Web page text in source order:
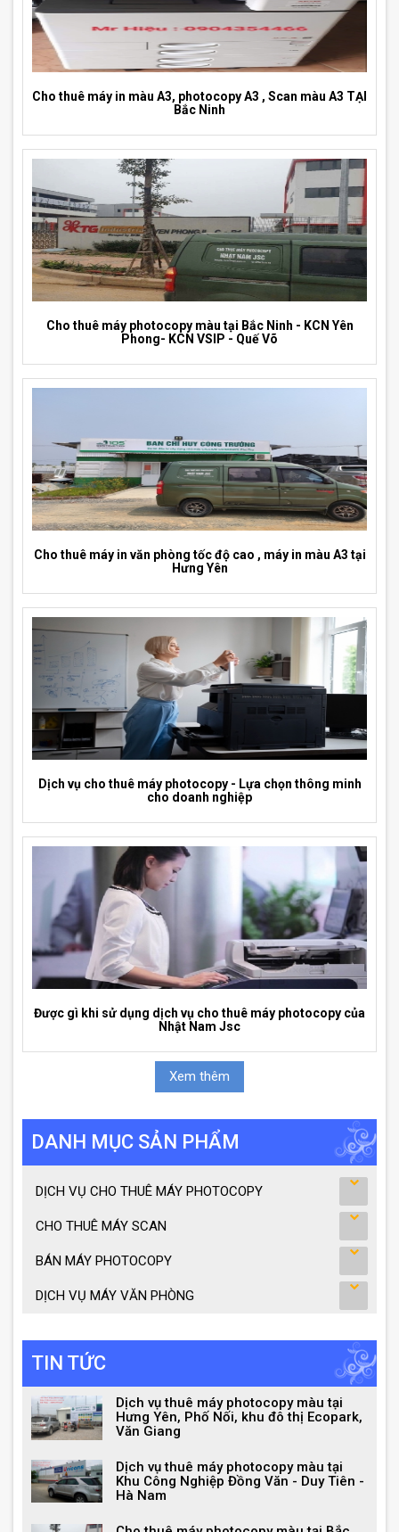
Cho thuê máy in màu A3, photocopy A3 , Scan màu A3 TẠI
Bắc Ninh
Cho thuê máy photocopy màu tại Bắc Ninh - KCN Yên
Phong- KCN VSIP - Quế Võ
Cho thuê máy in văn phòng tốc độ cao , máy in màu A3 tại
Hưng Yên
Dịch vụ cho thuê máy photocopy - Lựa chọn thông minh
cho doanh nghiệp
Được gì khi sử dụng dịch vụ cho thuê máy photocopy của
Nhật Nam Jsc
Xem thêm
DANH MỤC SẢN PHẨM
DỊCH VỤ CHO THUÊ MÁY PHOTOCOPY
CHO THUÊ MÁY SCAN
BÁN MÁY PHOTOCOPY
DỊCH VỤ MÁY VĂN PHÒNG
TIN TỨC
Dịch vụ thuê máy photocopy màu tại
Hưng Yên, Phố Nối, khu đô thị Ecopark,
Văn Giang
Dịch vụ thuê máy photocopy màu tại
Khu Công Nghiệp Đồng Văn - Duy Tiên -
Hà Nam